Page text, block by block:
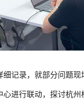
记录，就部分问题
进行联动，探讨杭